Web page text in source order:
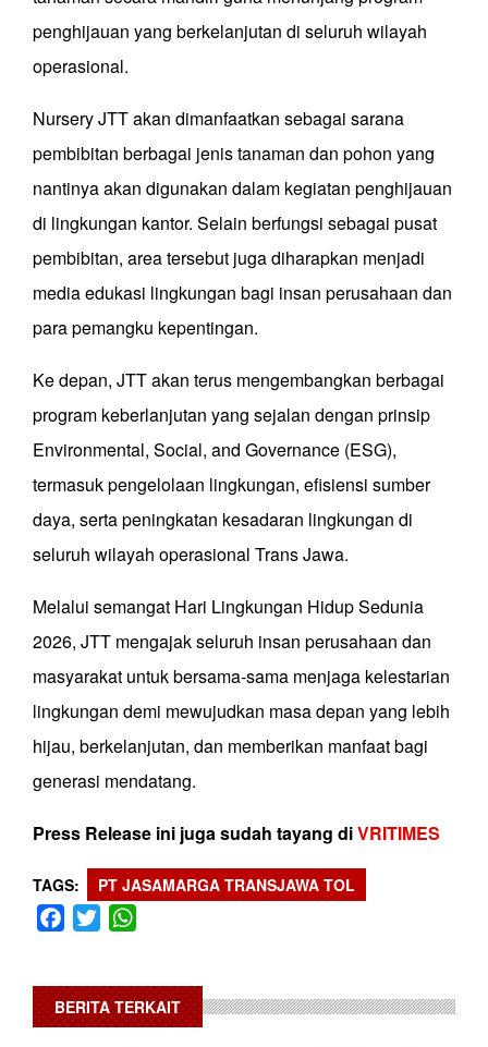
penghijauan yang berkelanjutan di seluruh wilayah
operasional.
Nursery JTT akan dimanfaatkan sebagai sarana
pembibitan berbagai jenis tanaman dan pohon yang
nantinya akan digunakan dalam kegiatan penghijauan
di lingkungan kantor. Selain berfungsi sebagai pusat
pembibitan, area tersebut juga diharapkan menjadi
media edukasi lingkungan bagi insan perusahaan dan
para pemangku kepentingan.
Ke depan, JTT akan terus mengembangkan berbagai
program keberlanjutan yang sejalan dengan prinsip
Environmental, Social, and Governance (ESG),
termasuk pengelolaan lingkungan, efisiensi sumber
daya, serta peningkatan kesadaran lingkungan di
seluruh wilayah operasional Trans Jawa.
Melalui semangat Hari Lingkungan Hidup Sedunia
2026, JTT mengajak seluruh insan perusahaan dan
masyarakat untuk bersama-sama menjaga kelestarian
lingkungan demi mewujudkan masa depan yang lebih
hijau, berkelanjutan, dan memberikan manfaat bagi
generasi mendatang.
Press Release ini juga sudah tayang diVRITIMES
TAGS PT JASAMARGA TRANSJAWA TOL
Facebook
Twitter
BERITA TERKAIT